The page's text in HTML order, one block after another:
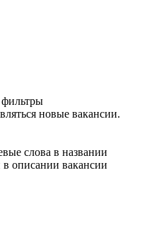
фильтры
новые вакансии.
слова в названии
описании вакансии